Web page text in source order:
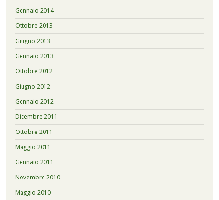
Gennaio 2014
Ottobre 2013
Giugno 2013
Gennaio 2013
Ottobre 2012
Giugno 2012
Gennaio 2012
Dicembre 2011
Ottobre 2011
Maggio 2011
Gennaio 2011
Novembre 2010
Maggio 2010